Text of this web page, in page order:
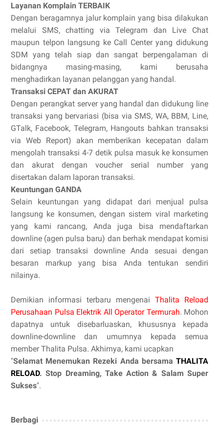
Layanan Komplain TERBAIK
Dengan beragamnya jalur komplain yang bisa dilakukan
melalui SMS, chatting via Telegram dan Live Chat
maupun telpon langsung ke Call Center yang didukung
SDM yang telah siap dan sangat berpengalaman di
bidangnya masing-masing, kami berusaha
menghadirkan layanan pelanggan yang handal.
Transaksi CEPAT dan AKURAT
Dengan perangkat server yang handal dan didukung line
transaksi yang bervariasi (bisa via SMS, WA, BBM, Line,
GTalk, Facebook, Telegram, Hangouts bahkan transaksi
via Web Report) akan memberikan kecepatan dalam
mengolah transaksi 4-7 detik pulsa masuk ke konsumen
dan akurat dengan voucher serial number yang
disertakan dalam laporan transaksi.
Keuntungan GANDA
Selain keuntungan yang didapat dari menjual pulsa
langsung ke konsumen, dengan sistem viral marketing
yang kami rancang, Anda juga bisa mendaftarkan
downline (agen pulsa baru) dan berhak mendapat komisi
dari setiap transaksi downline Anda sesuai dengan
besaran markup yang bisa Anda tentukan sendiri
nilainya.
Demikian informasi terbaru mengenai Thalita Reload
Perusahaan Pulsa Elektrik All Operator Termurah. Mohon
dapatnya untuk disebarluaskan, khususnya kepada
downline-downline dan umumnya kepada semua
member Thalita Pulsa. Akhirnya, kami ucapkan
"Selamat Menemukan Rezeki Anda bersama THALITA
RELOAD. Stop Dreaming, Take Action & Salam Super
Sukses".
Berbagi